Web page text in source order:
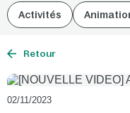
Activités
Retour
02/11/2023